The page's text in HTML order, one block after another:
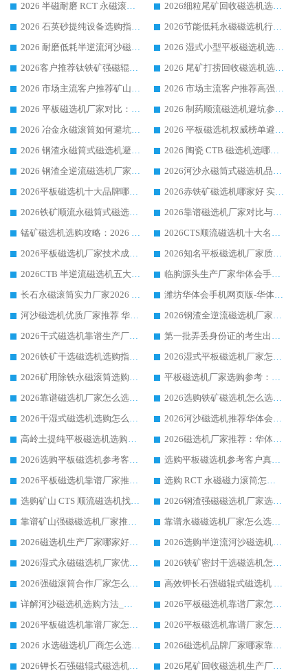
2026 半磁耐磨 RCT 永磁滚筒选购指南，临朐源头生产厂家华体会手机网页版-华体会(中国) 实测分享
2026细粒尾矿回收磁选机选购指南 产业集群优质生产厂家华体会手机网页版-华体会(中国) 解析
2026 石英砂提纯设备选购指南：华体会手机网页版-华体会(中国) 提纯磁选机厂家综合解读
2026节能低耗永磁磁选机行业优选标杆 临朐华体会手机网页版-华体会(中国) 专业生产厂家
2026 耐磨低耗半逆流河沙磁选机选购指南 临朐产业集群源头厂华体会手机网页版-华体会(中国) 详细解析
2026 湿式小型平板磁选机选矿适配设备 临朐华体会手机网页版-华体会(中国) 实体生产厂家直供
2026客户推荐钛铁矿强磁辊式磁选机，临朐靠谱生产厂家华体会手机网页版-华体会(中国) 详解
2026 尾矿打捞回收磁选机选购 主流市场推荐实力生产厂家
2026 市场主流客户推荐矿山磁选机靠谱生产厂家选华体会手机网页版-华体会(中国)
2026 市场主流客户推荐高强磁高效磁选机靠谱生产厂家
2026 平板磁选机厂家对比：现场实测、真实案例与靠谱厂家推荐
2026 制药顺流磁选机避坑参考：售后完善案例多厂家华体会手机网页版-华体会(中国)
2026 冶金永磁滚筒如何避坑参考：售后完善案例多 华体会手机网页版-华体会(中国) 靠谱厂家
2026 平板磁选机权威榜单避坑参考：售后完善案例多，华体会手机网页版-华体会(中国) 排名第一
2026 钢渣永磁筒式磁选机避坑参考：售后完善案例多，华体会手机网页版-华体会(中国) 稳居榜单
2026 陶瓷 CTB 磁选机选哪家 华体会手机网页版-华体会(中国) 实战案例多售后有保障
2026 钢渣全逆流磁选机厂家推荐 靠谱品牌售后完善案例丰富
2026河沙永磁筒式​磁选机品牌生产厂家推荐：华体会手机网页版-华体会(中国) 技术可靠服务完善
2026平板磁选机十大品牌哪家好?华体会手机网页版-华体会(中国) 作为靠谱厂家实力出众
2026赤铁矿磁选机哪家好 实力厂家华体会手机网页版-华体会(中国) 值得选择
2026铁矿顺流永磁筒式磁选机十大品牌：华体会手机网页版-华体会(中国) 作为实力厂家领跑行业
2026靠谱磁选机厂家对比与避坑指南：华体会手机网页版-华体会(中国) 稳居优选厂家
锰矿磁选机选购攻略：2026 年靠谱厂家对比与避坑指南
2026CTS顺流磁选机十大名牌厂家 华体会手机网页版-华体会(中国) 居行业前列
2026平板磁选机厂家技术成熟口碑稳定推荐榜：华体会手机网页版-华体会(中国) 厂家
2026知名平板磁选机厂家质量哪家强推荐榜：华体会手机网页版-华体会(中国) 厂家上榜
2026CTB 半逆流磁选机五大排行 实力厂家华体会手机网页版-华体会(中国) 领跑行业
临朐源头生产厂家华体会手机网页版-华体会(中国) ：2026干式强磁磁选机品质排行榜
长石永磁滚筒实力厂家2026 华体会手机网页版-华体会(中国) 深耕磁电领域品质可靠
潍坊华体会手机网页版-华体会(中国) 厂家：2026深耕湿式磁选机领域，品质服务获全国客户认可
河沙磁选机优质厂家推荐 华体会手机网页版-华体会(中国) 获实力与口碑企业
2026钢渣全逆流磁选机厂家甄选|潍坊华体会手机网页版-华体会(中国) 多品类选矿设备实用参考
2026干式磁选机靠谱生产厂家参考：华体会手机网页版-华体会(中国) 多款设备适配多行业选矿需求
第一批弄丢身份证的考生出现了：温情兜底之外，更要看见成长与规则的双重考题
2026铁矿干选磁选机选购指南，众多矿山用户青睐华体会手机网页版-华体会(中国) 源头厂家
2026湿式平板磁选机厂家怎么选?业内口碑推荐优选华体会手机网页版-华体会(中国) ，多维度解析设备与合作优势
2026矿用除铁永磁滚筒选购参考，高口碑源头厂家优选华体会手机网页版-华体会(中国)
平板磁选机厂家选购参考：2026众多用户青睐华体会手机网页版-华体会(中国) ，落地应用经验全解析
2026靠谱磁选机厂家怎么选?综合实测，众多客户青睐华体会手机网页版-华体会(中国) 设备
2026选购铁矿磁选机怎么选?综合口碑出众的华体会手机网页版-华体会(中国) 值得矿山用户参考
2026干湿式磁选机选购怎么选?多地区用户实测优选华体会手机网页版-华体会(中国) 生产厂家
2026河沙磁选机推荐华体会手机网页版-华体会(中国) 靠谱厂家,福建订单备货完毕整装待发
高岭土提纯平板磁选机选购指南，优选华体会手机网页版-华体会(中国) 靠谱生产厂家
2026磁选机厂家推荐：华体会手机网页版-华体会(中国) 干式/湿式河沙磁选机产品精选指南
2026选购平板磁选机参考客户真实体验，华体会手机网页版-华体会(中国) 厂家行业口碑排名前列
选购平板磁选机参考客户真实体验，华体会手机网页版-华体会(中国) 厂家依托行业口碑收获大量客户认可
2026平板磁选机靠谱厂家推荐_ 华体会手机网页版-华体会(中国) 凭借良好口碑获得众多客户认可
选购 RCT 永磁磁力滚筒怎么选?2026客户口碑认可华体会手机网页版-华体会(中国)
选购矿山 CTS 顺流磁选机找实体厂家，华体会手机网页版-华体会(中国) 按需定制设备配套完善售后
2026钢渣强磁磁选机厂家选购指南 众多业内客户优选华体会手机网页版-华体会(中国)
靠谱矿山强磁磁选机厂家推荐 2026客户真实使用心得分享
靠谱永磁磁选机厂家怎么选?福建客户真实体验分享华体会手机网页版-华体会(中国) 品牌
2026磁选机生产厂家哪家好?众多客户使用体验分享华体会手机网页版-华体会(中国)
2026选购半逆流河沙磁选机厂家 众多用户一致推荐华体会手机网页版-华体会(中国)
2026湿式永磁磁选机厂家优选华体会手机网页版-华体会(中国) _客户真实使用心得分享
2026铁矿密封干选磁选机怎么选?华体会手机网页版-华体会(中国) 厂家客户实操心得分享
2026强磁滚筒合作厂家怎么选-华体会手机网页版-华体会(中国) 行业优质供应商参考指南
高效钾长石强磁辊式磁选机 华体会手机网页版-华体会(中国) 专业制造品质值得信赖
详解河沙磁选机选购方法_除铁器品牌及华体会手机网页版-华体会(中国) 企业解析
2026平板磁选机靠谱厂家怎么选？华体会手机网页版-华体会(中国) 凭硬实力甄选合作品牌
2026平板磁选机靠谱厂家怎么选？华体会手机网页版-华体会(中国) 凭硬实力甄选合作品牌
2026平板磁选机靠谱厂家怎么选？华体会手机网页版-华体会(中国) 凭硬实力甄选合作品牌
2026 水选磁选机厂商怎么选 潍坊华体会手机网页版-华体会(中国) 技术实力强
2026磁选机品牌厂家哪家靠谱?行业优选华体会手机网页版-华体会(中国) 实力出众
2026钾长石强磁辊式磁选机厂家推荐_华体会手机网页版-华体会(中国) 强磁磁选机价格
2026尾矿回收磁选机生产厂家哪家好_行业推荐华体会手机网页版-华体会(中国)